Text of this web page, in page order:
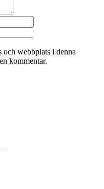
och webbplats i denna
kommentar.